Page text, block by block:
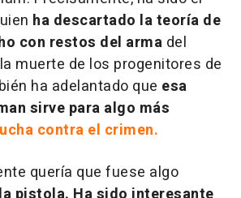
ha descartado la teoría de
con restos del arma del
muerte de los progenitores de
ha adelantado que esa
sirve para algo más
contra el crimen.
quería que fuese algo